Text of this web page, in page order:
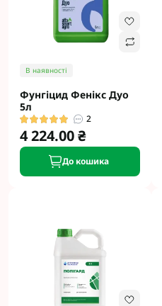
В наявності
Фунгіцид Фенікс Дуо
5л
2
4 224.00 ₴
До кошика